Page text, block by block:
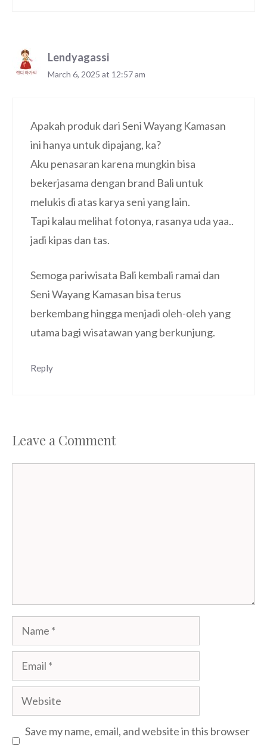
Lendyagassi
March 6, 2025 at 12:57 am
Apakah produk dari Seni Wayang Kamasan
ini hanya untuk dipajang, ka?
Aku penasaran karena mungkin bisa
bekerjasama dengan brand Bali untuk
melukis di atas karya seni yang lain.
Tapi kalau melihat fotonya, rasanya uda yaa..
jadi kipas dan tas.
Semoga pariwisata Bali kembali ramai dan
Seni Wayang Kamasan bisa terus
berkembang hingga menjadi oleh-oleh yang
utama bagi wisatawan yang berkunjung.
Reply
Leave a Comment
Name
Email
Website
Save my name, email, and website in this browser